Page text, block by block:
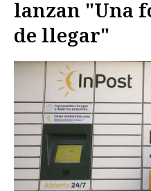
lanzan "Una
de llegar"